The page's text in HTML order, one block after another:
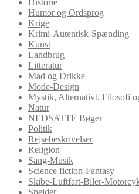
Historie
Humor og Ordsprog
Krige
Krimi-Autentisk-Spænding
Kunst
Landbrug
Litteratur
Mad og Drikke
Mode-Design
Mystik, Alternativt, Filosofi
Natur
NEDSATTE Bøger
Politik
Rejsebeskrivelser
Religion
Sang-Musik
Science fiction-Fantasy
Skibe-Luftfart-Biler-
Spejder